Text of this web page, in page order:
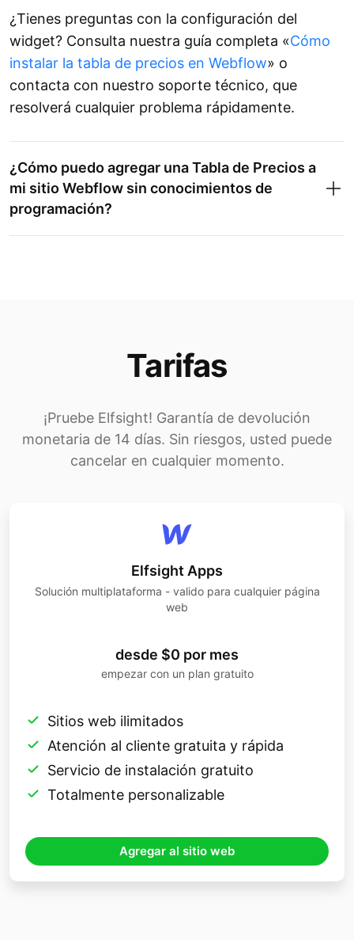
¿Tienes preguntas con la configuración del
widget? Consulta nuestra guía completa «Cómo
instalar la tabla de precios en Webflow» o
contacta con nuestro soporte técnico, que
resolverá cualquier problema rápidamente.
¿Cómo puedo agregar una Tabla de Precios a
mi sitio Webflow sin conocimientos de
programación?
Tarifas
¡Pruebe Elfsight! Garantía de devolución
monetaria de 14 días. Sin riesgos, usted puede
cancelar en cualquier momento.
Elfsight Apps
Solución multiplataforma - valido para cualquier página
web
desde $0 por mes
empezar con un plan gratuito
Sitios web ilimitados
Atención al cliente gratuita y rápida
Servicio de instalación gratuito
Totalmente personalizable
Agregar al sitio web